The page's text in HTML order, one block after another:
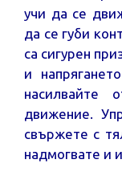
учи да се
да се губи
са сигурен
и
насилвайте
движение.
свържете с
надмогвате и